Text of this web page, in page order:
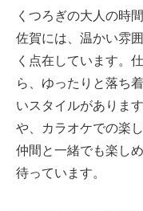
くつろぎの大人の時
佐賀には、温かい雰
く点在しています。
ら、ゆったりと落ち
いスタイルがありま
や、カラオケでの楽
仲間と一緒でも楽し
待っています。